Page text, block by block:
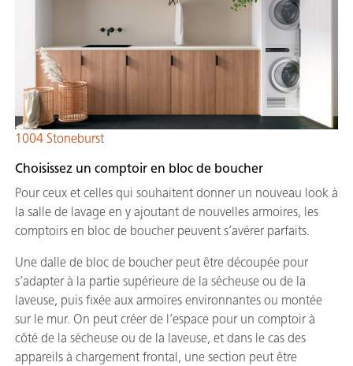
1004 Stoneburst
Choisissez un comptoir en bloc de boucher
Pour ceux et celles qui souhaitent donner un nouveau look à
la salle de lavage en y ajoutant de nouvelles armoires, les
comptoirs en bloc de boucher peuvent s’avérer parfaits.
Une dalle de bloc de boucher peut être découpée pour
s’adapter à la partie supérieure de la sécheuse ou de la
laveuse, puis fixée aux armoires environnantes ou montée
sur le mur. On peut créer de l’espace pour un comptoir à
côté de la sécheuse ou de la laveuse, et dans le cas des
appareils à chargement frontal, une section peut être